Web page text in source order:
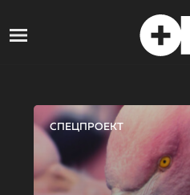
СПЕЦПРОЕКТ